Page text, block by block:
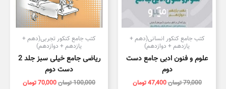
کتب جامع کنکور انسانی(دهم +
یازدهم + دوازدهم)
علوم و فنون ادبی جامع دست
دوم
79,000تومان47,400تومان
کتب جامع کنکور تجربی(دهم +
یازدهم + دوازدهم)
ریاضی جامع خیلی سبز جلد 2
دست دوم
100,000تومان70,000تومان